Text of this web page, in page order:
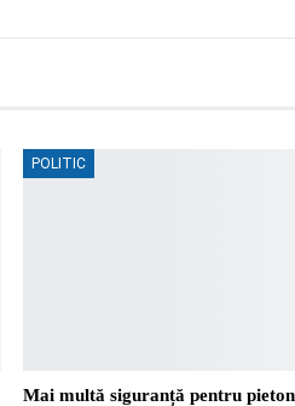
POLITIC
Mai multă siguranță pentru